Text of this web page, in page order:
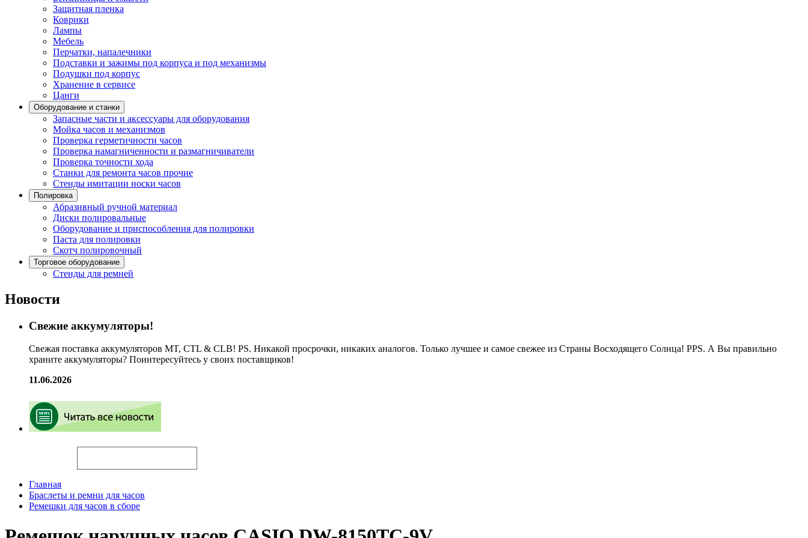
Защитная пленка
Коврики
Лампы
Мебель
Перчатки, напалечники
Подставки и зажимы под корпуса и под механизмы
Подушки под корпус
Хранение в сервисе
Цанги
Оборудование и станки
Запасные части и аксессуары для оборудования
Мойка часов и механизмов
Проверка герметичности часов
Проверка намагниченности и размагничиватели
Проверка точности хода
Станки для ремонта часов прочие
Стенды имитации носки часов
Полировка
Абразивный ручной материал
Диски полировальные
Оборудование и приспособления для полировки
Паста для полировки
Скотч полировочный
Торговое оборудование
Стенды для ремней
Новости
Свежие аккумуляторы!
Свежая поставка аккумуляторов MT, CTL & CLB! PS. Никакой просрочки, никаких аналогов. Только лучшее и самое свежее из Страны Восходящего Солнца! PPS. А Вы правильно
храните аккумуляторы? Поинтересуйтесь у своих поставщиков!
11.06.2026
Главная
Браслеты и ремни для часов
Ремешки для часов в сборе